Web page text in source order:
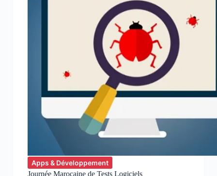
Apps & Développement
Journée Marocaine de Tests Logiciels